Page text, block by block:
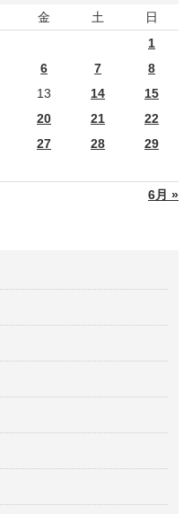
金 土 日
6月 »
1
6 7
8
13 14
15
20 21
22
27 28
29